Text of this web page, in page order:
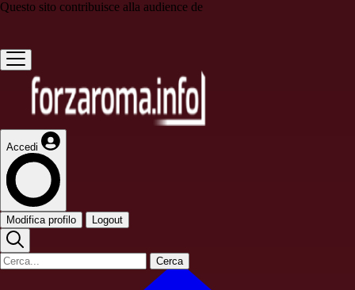
Questo sito contribuisce alla audience de
Accedi
Modifica profilo Logout
Cerca